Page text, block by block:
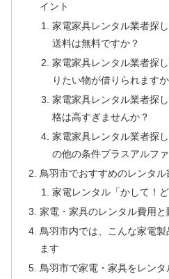
イント
家電家具レンタル業者探
送料は無料ですか？
家電家具レンタル業者探
りたい物が借りられます
家電家具レンタル業者探
格は高すぎませんか？
家電家具レンタル業者探
の他の条件プラスアルファ
鳥羽市でおすすめのレンタ
家電レンタル「かして！
家電・家具のレンタル費用
鳥羽市内では、こんな家電
ます
鳥羽市で家電・家具をレン